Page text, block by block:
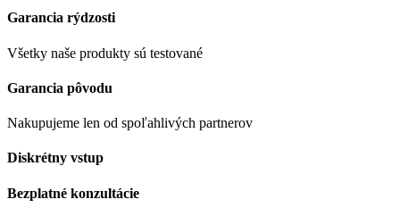
Garancia rýdzosti
Všetky naše produkty sú testované
Garancia pôvodu
Nakupujeme len od spoľahlivých partnerov
Diskrétny vstup
Bezplatné konzultácie